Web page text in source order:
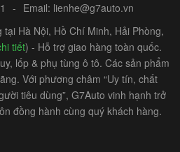
- Email: lienhe@g7auto.vn
Hà Nội, Hồ Chí Minh, Hải Phòng,
tiết) - Hỗ trợ giao hàng toàn quốc.
lốp & phụ tùng ô tô. Các sản phẩm
Với phương châm “Uy tín, chất
tiêu dùng”, G7Auto vinh hạnh trở
đồng hành cùng quý khách hàng.